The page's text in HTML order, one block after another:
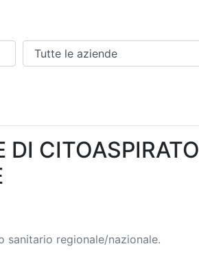
Azienda
DI CITOASPIRATO
sanitario regionale/nazionale.